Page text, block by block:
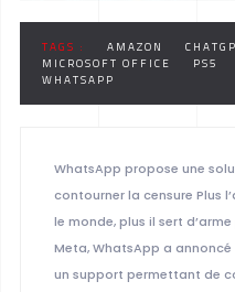
TAGS : AMAZON
MICROSOFT OFFICE
PS5
WHATSAPP
WhatsApp propose une
contourner la censure Plus
le monde, plus il sert
Meta, WhatsApp a
un support permettant de